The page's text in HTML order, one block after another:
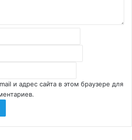
и адрес сайта в этом браузере для